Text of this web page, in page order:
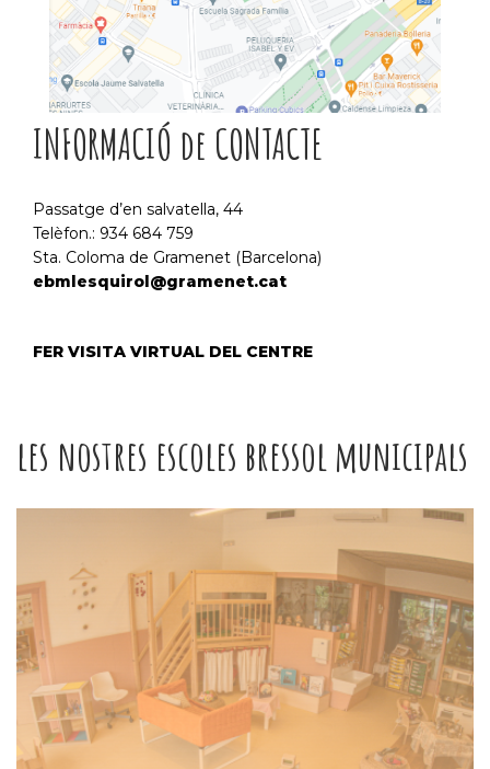
INFORMACIÓ de CONTACTE
Passatge d’en salvatella, 44
Telèfon.: 934 684 759
Sta. Coloma de Gramenet (Barcelona)
ebmlesquirol@gramenet.cat
FER VISITA VIRTUAL DEL CENTRE
les nostres escoles bressol municipals